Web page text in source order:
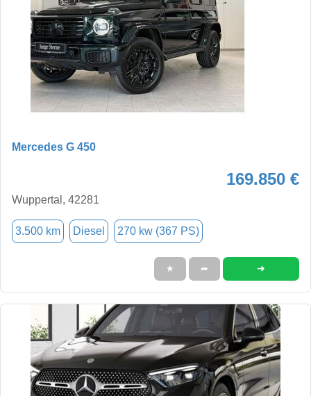
Mercedes G 450
169.850 €
Wuppertal, 42281
3.500 km Diesel 270 kw (367 PS)
★ ➦ ➜